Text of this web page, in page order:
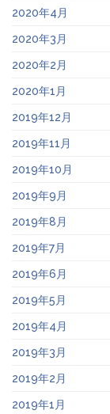
2020年4月
2020年3月
2020年2月
2020年1月
2019年12月
2019年11月
2019年10月
2019年9月
2019年8月
2019年7月
2019年6月
2019年5月
2019年4月
2019年3月
2019年2月
2019年1月